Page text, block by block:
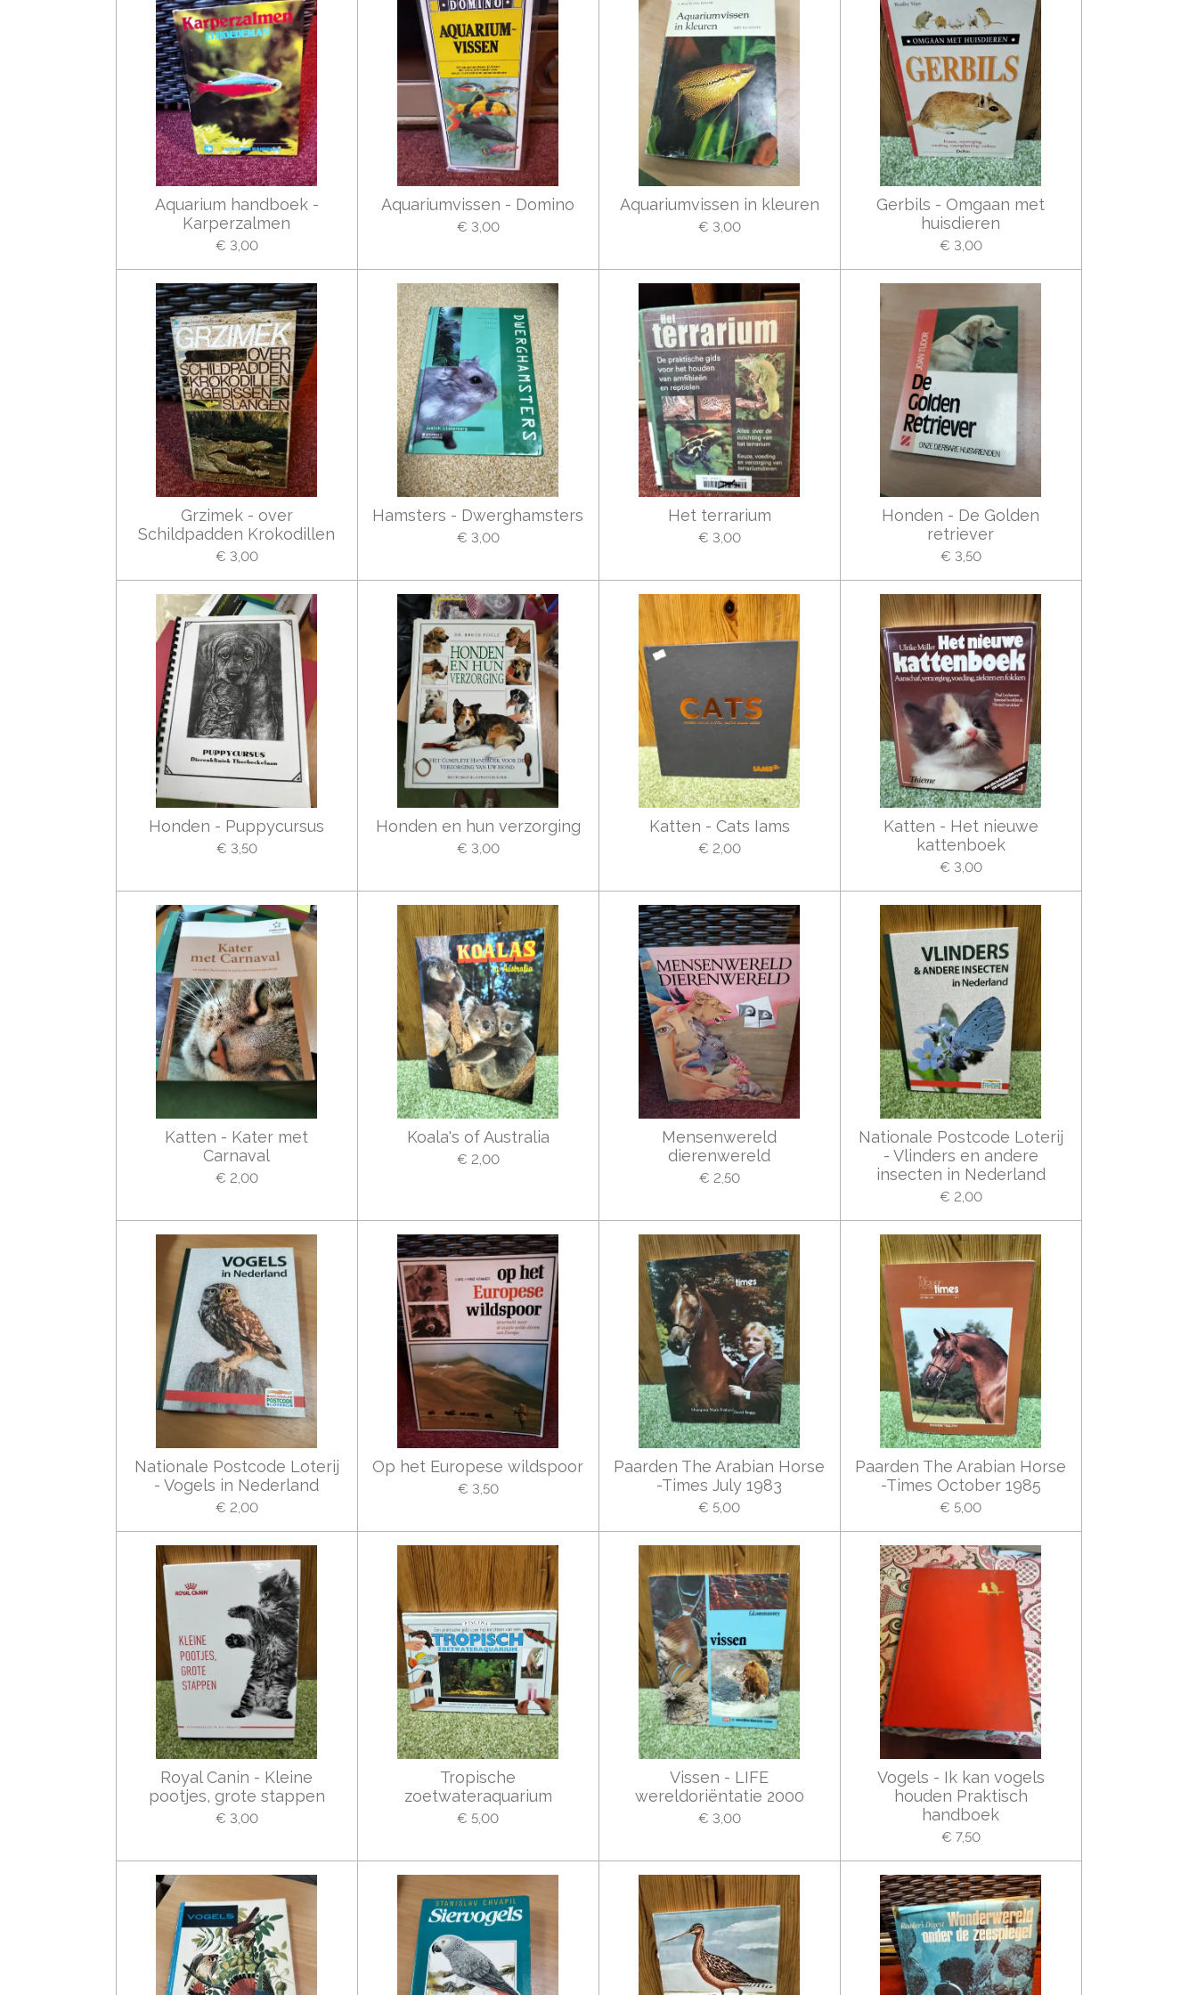
Aquarium handboek -
Karperzalmen
€ 3,00
Aquariumvissen - Domino
€ 3,00
Aquariumvissen in kleuren
€ 3,00
Gerbils - Omgaan met
huisdieren
€ 3,00
Grzimek - over
Schildpadden Krokodillen
€ 3,00
Hamsters - Dwerghamsters
€ 3,00
Het terrarium
€ 3,00
Honden - De Golden
retriever
€ 3,50
Honden - Puppycursus
€ 3,50
Honden en hun verzorging
€ 3,00
Katten - Cats Iams
€ 2,00
Katten - Het nieuwe
kattenboek
€ 3,00
Katten - Kater met
Carnaval
€ 2,00
Koala's of Australia
€ 2,00
Mensenwereld
dierenwereld
€ 2,50
Nationale Postcode Loterij
- Vlinders en andere
insecten in Nederland
€ 2,00
Nationale Postcode Loterij
- Vogels in Nederland
€ 2,00
Op het Europese wildspoor
€ 3,50
Paarden The Arabian Horse
-Times July 1983
€ 5,00
Paarden The Arabian Horse
-Times October 1985
€ 5,00
Royal Canin - Kleine
pootjes, grote stappen
€ 3,00
Tropische
zoetwateraquarium
€ 5,00
Vissen - LIFE
wereldoriëntatie 2000
€ 3,00
Vogels - Ik kan vogels
houden Praktisch
handboek
€ 7,50